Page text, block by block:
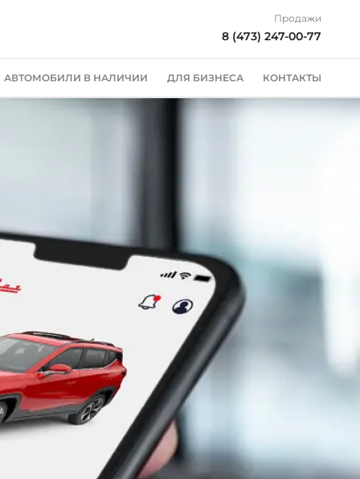
Продажи
8 (473) 247-00-77
АВТОМОБИЛИ В НАЛИЧИИ ДЛЯ БИЗНЕСА КОНТАКТЫ